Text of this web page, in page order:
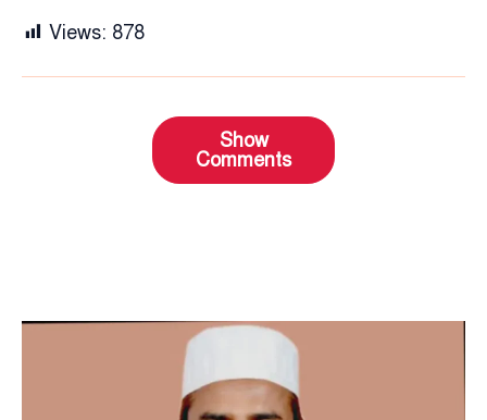
Views: 878
Show
Comments